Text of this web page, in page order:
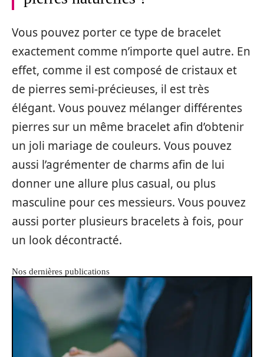
Vous pouvez porter ce type de bracelet
exactement comme n’importe quel autre. En
effet, comme il est composé de cristaux et
de pierres semi-précieuses, il est très
élégant. Vous pouvez mélanger différentes
pierres sur un même bracelet afin d’obtenir
un joli mariage de couleurs. Vous pouvez
aussi l’agrémenter de charms afin de lui
donner une allure plus casual, ou plus
masculine pour ces messieurs. Vous pouvez
aussi porter plusieurs bracelets à fois, pour
un look décontracté.
Nos dernières publications